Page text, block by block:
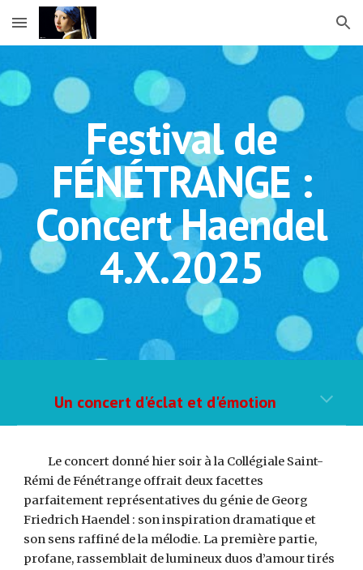
Skip to main content Skip to navigation
Festival de
FÉNÉTRANGE :
Concert Haendel
4.X.2025
Un concert d'éclat et d'émotion
Le concert donné hier soir à la Collégiale Saint-
Rémi de Fénétrange offrait deux facettes
parfaitement représentatives du génie de Georg
Friedrich Haendel : son inspiration dramatique et
son sens raffiné de la mélodie. La première partie,
profane, rassemblait de lumineux duos d’amour tirés